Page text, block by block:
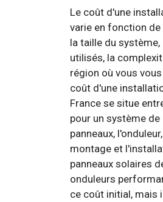
Le coût d'une
varie en fonction
la taille du système,
utilisés, la
région où vous
coût d'une
France se situe
pour un système de
panneaux,
montage et
panneaux solaires
onduleurs
ce coût initial,